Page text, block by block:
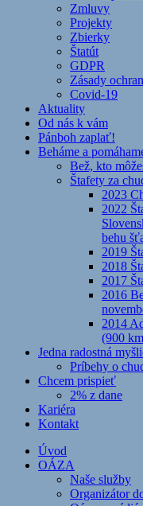
Zmluvy
Projekty
Zbierky
Štatút
GDPR
Zásady
Covid-19
Aktuality
Od nás k vám
Pánboh zaplať!
Beháme a
Bež, kto
Štafety za
2023
2022
behu
2019
2018
2017
2016
2014
(900
Jedna radostná
Príbehy o
Chcem prispieť
2% z dane
Kariéra
Kontakt
Úvod
OÁZA
Naše služby
Organizátor